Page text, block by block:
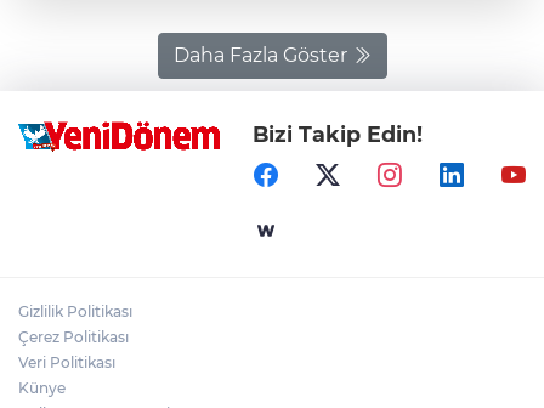
birbirine çarptı. 34 MVG 635, 34 GEN 175 ve 34 RYN 99
plakalı araçların karıştığı kazada çarpışmanın etkisiyle
araçlardan biri ağır hasar alarak kullanılamaz hale geldi.
İhbar üzerine olay yerine itfaiye, polis ve sağlık ekipleri
sevk edildi. Kısa sürede bölgeye gelen ekipler, kazada
herhangi bir yaralanma olmadığını belirledi. Kaza
nedeniyle otoyolda geniş güvenlik önlemleri alınırken,
ekipler trafik akışını kontrollü şekilde sağladı.
Daha Fazla Göster
Bizi Takip Edin!
Gizlilik Politikası
Çerez Politikası
Veri Politikası
Künye